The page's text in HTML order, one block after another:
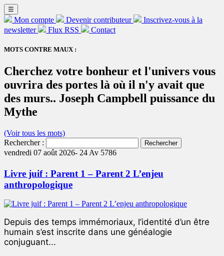
☰
Mon compte Devenir contributeur
Inscrivez-vous à la
newsletter
Flux RSS Contact
MOTS CONTRE MAUX :
Cherchez votre bonheur et l'univers vous
ouvrira des portes là où il n'y avait que
des murs.. Joseph Campbell puissance du
Mythe
(Voir tous les mots)
Rechercher :
vendredi 07 août 2026- 24 Av 5786
Livre juif : Parent 1 – Parent 2 L’enjeu
anthropologique
Depuis des temps immémoriaux, l’identité d’un être
humain s’est inscrite dans une généalogie
conjuguant...